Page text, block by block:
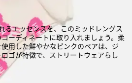
るエッセンスを、このミッドレングス
ーディネートに取り入れましょう。柔
用した鮮やかなピンクのペアは、ジ
ゴが特徴で、ストリートウェアらし